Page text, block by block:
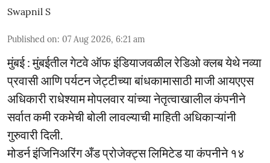
Swapnil S
Published on: 07 Aug 2026, 6:21 am
मुंबई : मुंबईतील गेटवे ऑफ इंडियाजवळील रेडिओ क्लब येथे नव्या
प्रवासी आणि पर्यटन जेट्टीच्या बांधकामासाठी माजी आयएएस
अधिकारी राधेश्याम मोपलवार यांच्या नेतृत्वाखालील कंपनीने
सर्वात कमी रकमेची बोली लावल्याची माहिती अधिकाऱ्यांनी
गुरुवारी दिली.
मोडर्न इंजिनिअरिंग अँड प्रोजेक्ट्स लिमिटेड या कंपनीने १४